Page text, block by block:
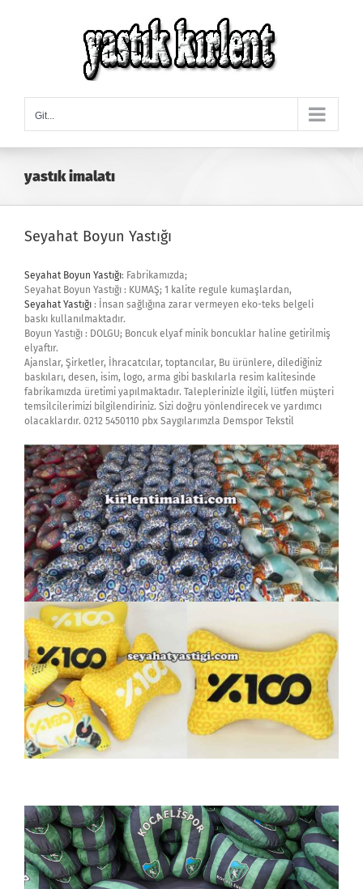
Git...
yastık imalatı
Seyahat Boyun Yastığı
Seyahat Boyun Yastığı: Fabrikamızda;
Seyahat Boyun Yastığı : KUMAŞ; 1 kalite regule kumaşlardan,
Seyahat Yastığı : İnsan sağlığına zarar vermeyen eko-teks belgeli
baskı kullanılmaktadır.
Boyun Yastığı : DOLGU; Boncuk elyaf minik boncuklar haline getirilmiş
elyaftır.
Ajanslar, Şirketler, İhracatcılar, toptancılar, Bu ürünlere, dilediğiniz
baskıları, desen, isim, logo, arma gibi baskılarla resim kalitesinde
fabrikamızda üretimi yapılmaktadır. Taleplerinizle ilgili, lütfen müşteri
temsilcilerimizi bilgilendiriniz. Sizi doğru yönlendirecek ve yardımcı
olacaklardır. 0212 5450110 pbx Saygılarımzla Demspor Tekstil